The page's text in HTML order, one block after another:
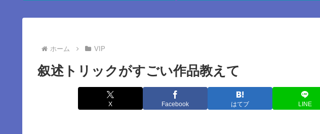
ホーム VIP
叙述トリックがすごい作品教えて
X Facebook はてブ LINE